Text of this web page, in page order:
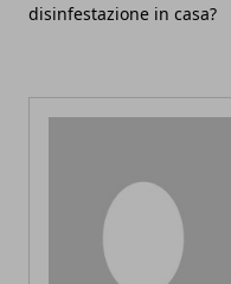
disinfestazione in casa?